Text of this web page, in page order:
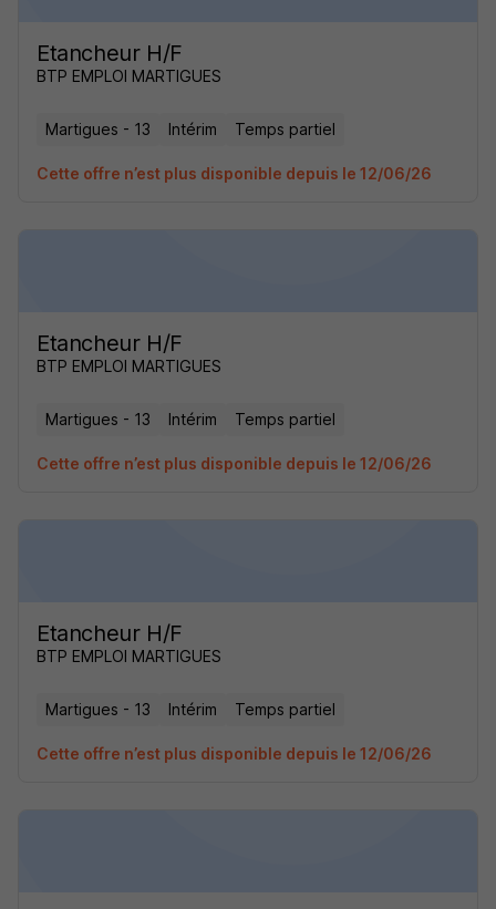
Etancheur H/F
BTP EMPLOI MARTIGUES
Martigues - 13 Intérim Temps partiel
Cette offre n’est plus disponible depuis le 12/06/26
Etancheur H/F
BTP EMPLOI MARTIGUES
Martigues - 13 Intérim Temps partiel
Cette offre n’est plus disponible depuis le 12/06/26
Etancheur H/F
BTP EMPLOI MARTIGUES
Martigues - 13 Intérim Temps partiel
Cette offre n’est plus disponible depuis le 12/06/26